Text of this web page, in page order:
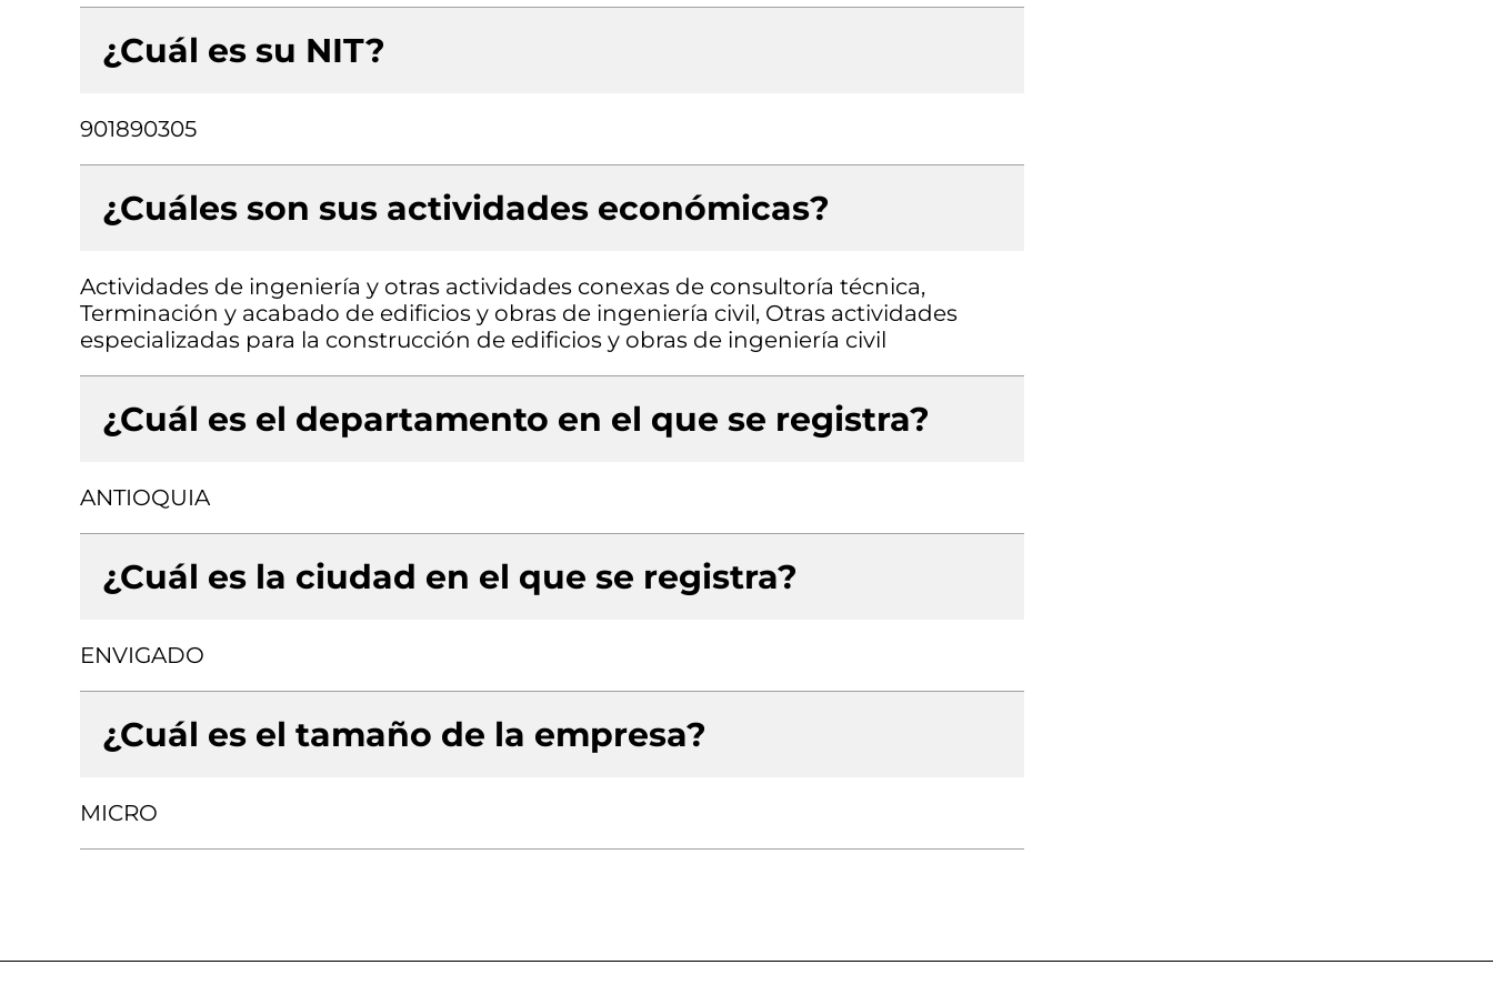
¿Cuál es su NIT?
901890305
¿Cuáles son sus actividades económicas?
Actividades de ingeniería y otras actividades conexas de consultoría técnica,
Terminación y acabado de edificios y obras de ingeniería civil, Otras actividades
especializadas para la construcción de edificios y obras de ingeniería civil
¿Cuál es el departamento en el que se registra?
ANTIOQUIA
¿Cuál es la ciudad en el que se registra?
ENVIGADO
¿Cuál es el tamaño de la empresa?
MICRO